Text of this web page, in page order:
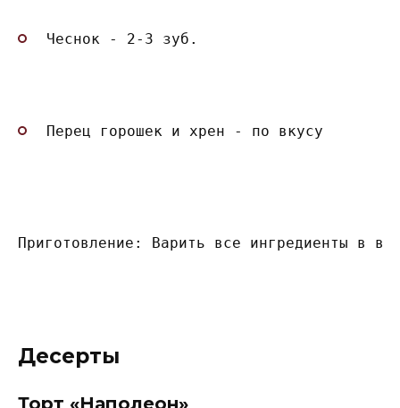
Чеснок - 2-3 зуб.
Перец горошек и хрен - по вкусу
Приготовление: Варить все ингредиенты в
Десерты
Торт «Наполеон»